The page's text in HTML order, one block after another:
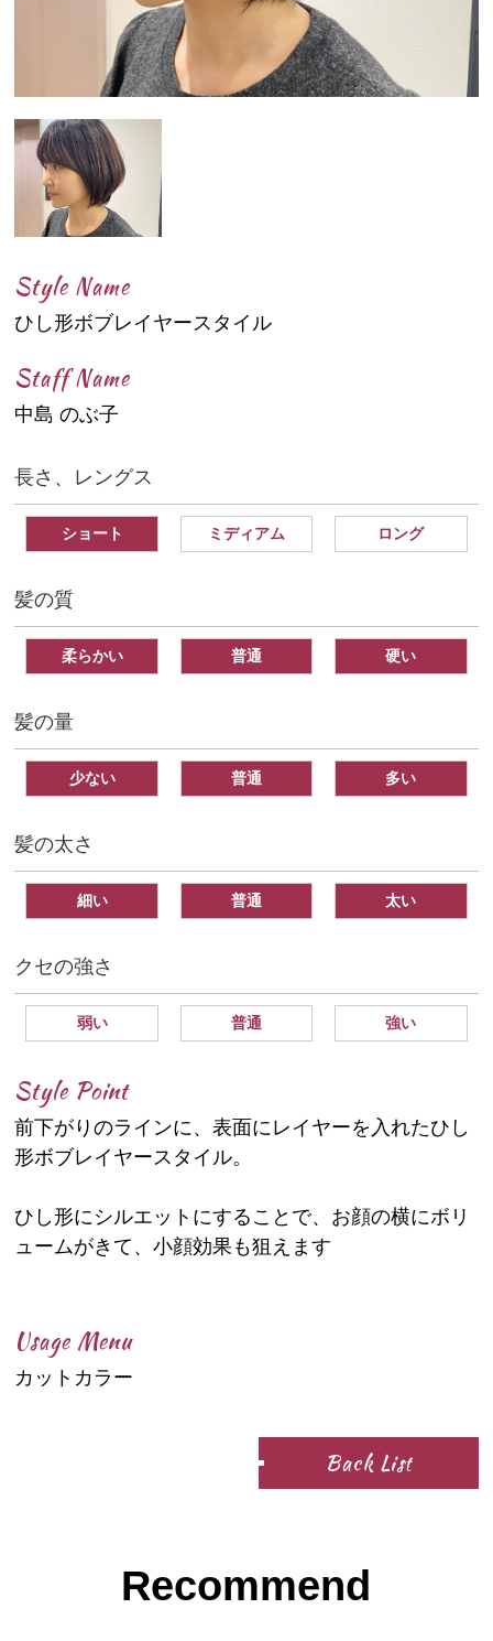
Style Name
ひし形ボブレイヤースタイル
Staff Name
中島 のぶ子
長さ、レングス
ショート ミディアム ロング
髪の質
柔らかい 普通 硬い
髪の量
少ない 普通 多い
髪の太さ
細い 普通 太い
クセの強さ
弱い 普通 強い
Style Point
前下がりのラインに、表面にレイヤーを入れたひし
形ボブレイヤースタイル。
ひし形にシルエットにすることで、お顔の横にボリ
ュームがきて、小顔効果も狙えます
Usage Menu
カットカラー
Back List
Recommend